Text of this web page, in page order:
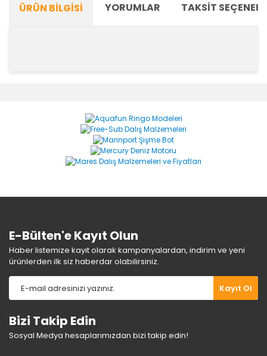
ÜRÜN BILGISI YORUMLAR TAKSIT
Yorum Yaz
Ürün resmi kalitesiz, bozuk veya görüntülenemiyor.
Ürün açıklamasında eksik bilgiler bulunuyor.
Ürün bilgilerinde hatalar bulunuyor.
E-Bülten'e Kayıt Olun
Haber listemize kayıt olarak kampanyalardan, indirim ve yeni
ürünlerden ilk siz haberdar olabilirsiniz.
Kayıt Ol
Bizi Takip Edin
Sosyal Medya hesaplarımızdan bizi takip edin!